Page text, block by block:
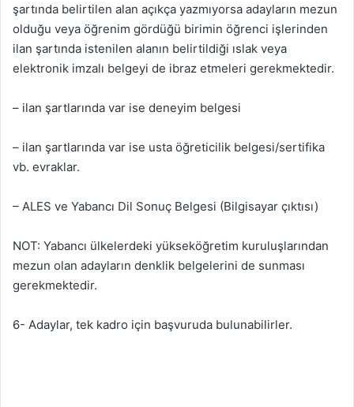
şartında belirtilen alan açıkça yazmıyorsa adayların mezun
olduğu veya öğrenim gördüğü birimin öğrenci işlerinden
ilan şartında istenilen alanın belirtildiği ıslak veya
elektronik imzalı belgeyi de ibraz etmeleri gerekmektedir.
– ilan şartlarında var ise deneyim belgesi
– ilan şartlarında var ise usta öğreticilik belgesi/sertifika
vb. evraklar.
– ALES ve Yabancı Dil Sonuç Belgesi (Bilgisayar çıktısı)
NOT: Yabancı ülkelerdeki yükseköğretim kuruluşlarından
mezun olan adayların denklik belgelerini de sunması
gerekmektedir.
6- Adaylar, tek kadro için başvuruda bulunabilirler.